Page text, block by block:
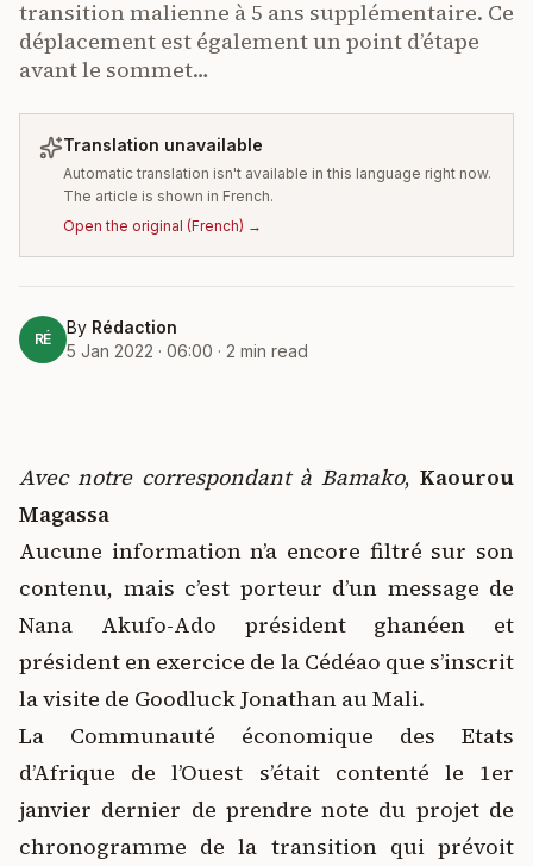
transition malienne à 5 ans supplémentaire. Ce
déplacement est également un point d’étape
avant le sommet…
Translation unavailable
Automatic translation isn't available in this language right now.
The article is shown in French.
Open the original (French) →
RÉ
By Rédaction
5 Jan 2022 · 06:00 · 2 min read
Avec notre correspondant à Bamako, Kaourou
Magassa
Aucune information n’a encore filtré sur son
contenu, mais c’est porteur d’un message de
Nana Akufo-Ado président ghanéen et
président en exercice de la Cédéao que s’inscrit
la visite de Goodluck Jonathan au Mali.
La Communauté économique des Etats
d’Afrique de l’Ouest s’était contenté le 1er
janvier dernier de prendre note du projet de
chronogramme de la transition qui prévoit